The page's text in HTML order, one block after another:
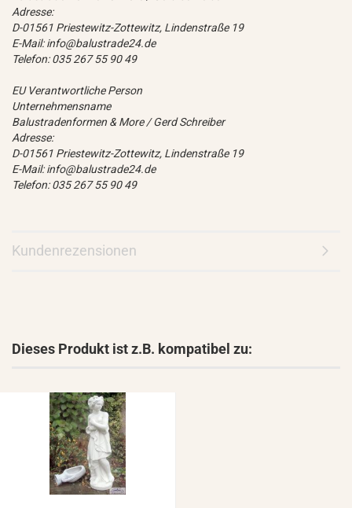
Adresse:
D-01561 Priestewitz-Zottewitz, Lindenstraße 19
E-Mail: info@balustrade24.de
Telefon: 035 267 55 90 49
EU Verantwortliche Person
Unternehmensname
Balustradenformen & More / Gerd Schreiber
Adresse:
D-01561 Priestewitz-Zottewitz, Lindenstraße 19
E-Mail: info@balustrade24.de
Telefon: 035 267 55 90 49
Kundenrezensionen
Dieses Produkt ist z.B. kompatibel zu: